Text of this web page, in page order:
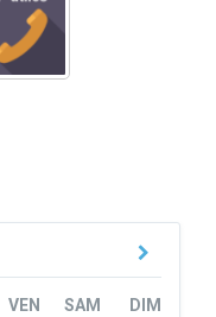
VEN SAM DIM